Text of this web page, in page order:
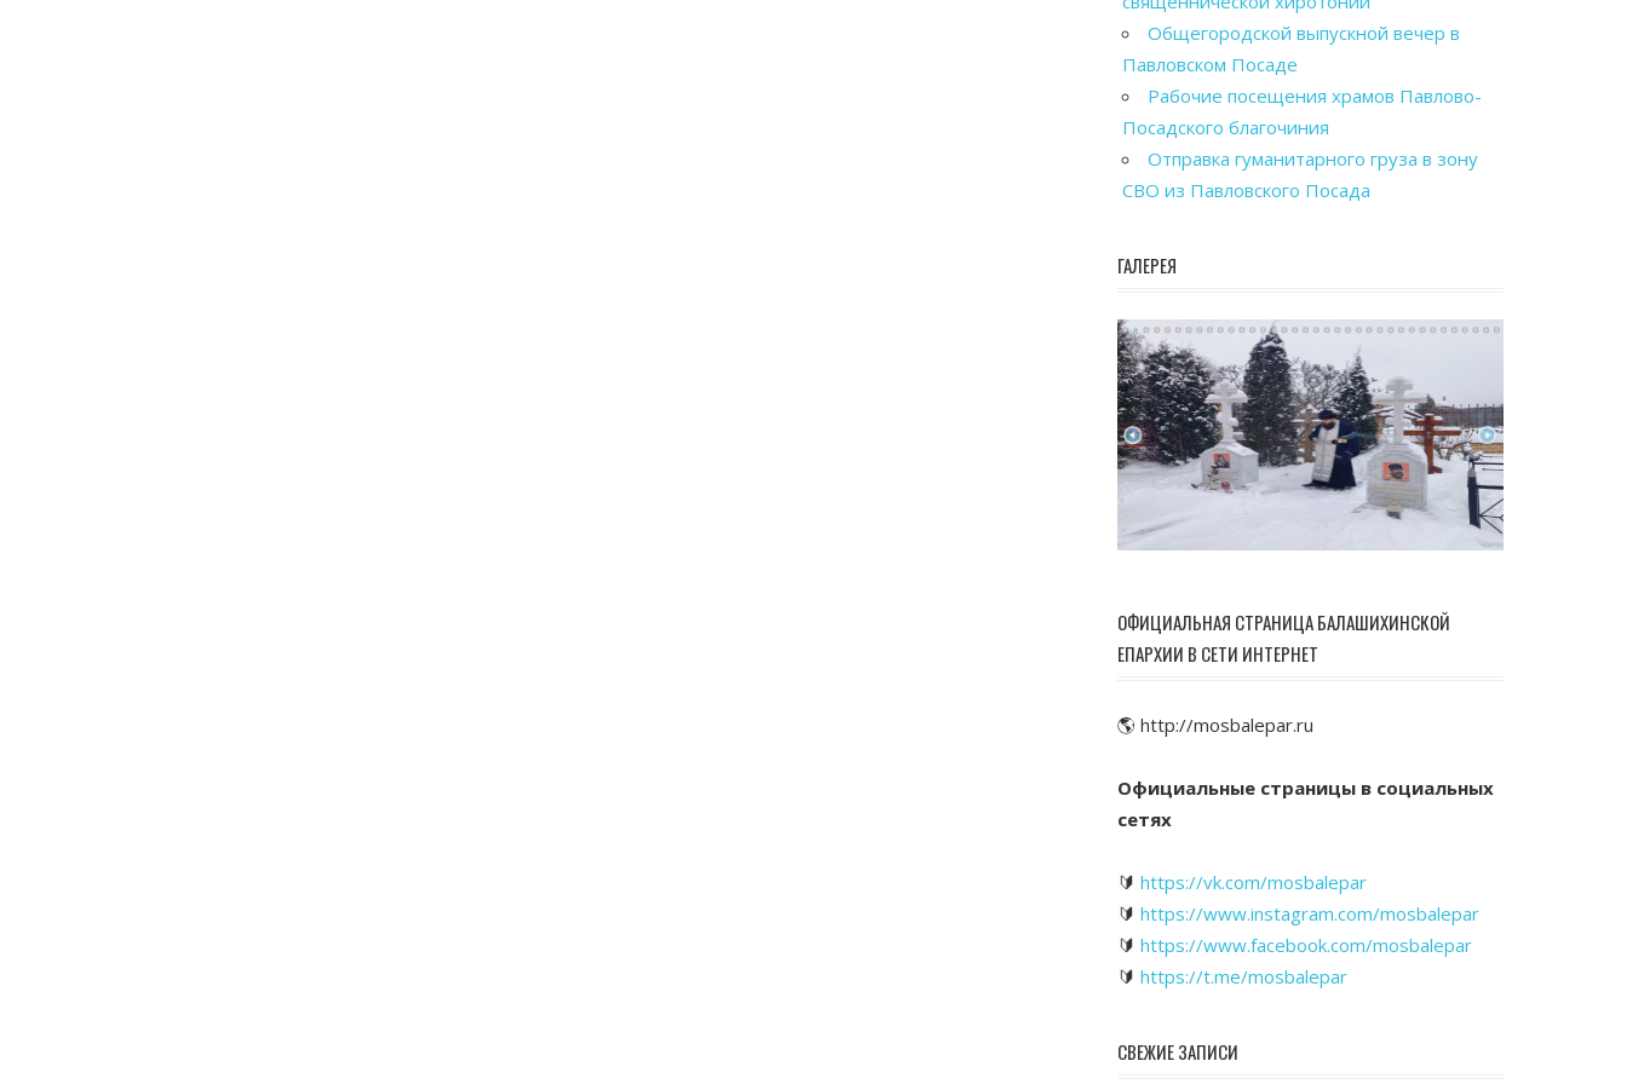
Общегородской выпускной вечер в
Павловском Посаде
Рабочие посещения храмов Павлово-
Посадского благочиния
Отправка гуманитарного груза в зону
СВО из Павловского Посада
ГАЛЕРЕЯ
ОФИЦИАЛЬНАЯ СТРАНИЦА БАЛАШИХИНСКОЙ
ЕПАРХИИ В СЕТИ ИНТЕРНЕТ
🌎 http://mosbalepar.ru
Официальные страницы в социальных
сетях
🔰 https://vk.com/mosbalepar
🔰 https://www.instagram.com/mosbalepar
🔰 https://www.facebook.com/mosbalepar
🔰 https://t.me/mosbalepar
СВЕЖИЕ ЗАПИСИ